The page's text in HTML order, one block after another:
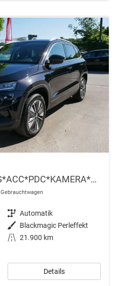
Selection 1.5 TSI DSG*ACC*PDC*KAMERA*TEMPOMAT*LED*SMARTLINK*KLIMA*RADIO*17-ZOLL
Gebrauchtwagen
Getriebe Automatik
Außenfarbe Blackmagic Perleffekt
Kilometerstand 21.900 km
Details